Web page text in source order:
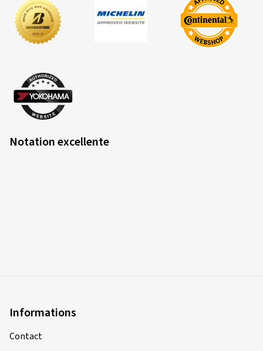
Notation excellente
Informations
Contact